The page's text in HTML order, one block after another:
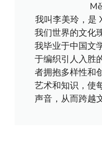
我叫李美玲，是
我们世界的文化
我毕业于中国文
于编织引人入胜
者拥抱多样性和
艺术和知识，使
声音，从而跨越